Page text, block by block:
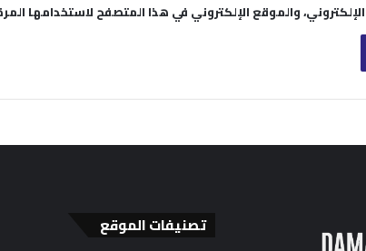
والموقع الإلكتروني في هذا المتصفح لاستخدامها
تصنيفات الموقع